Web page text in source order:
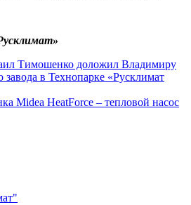
Тимошенко доложил Владимиру
завода в Технопарке «Русклимат
Midea HeatForce – тепловой насос